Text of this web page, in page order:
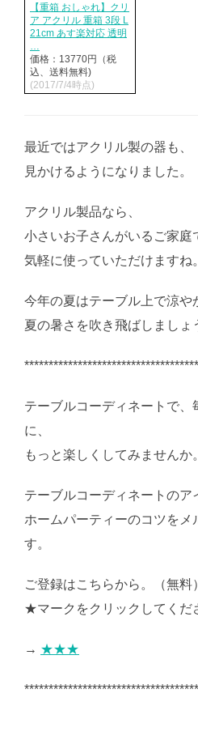
【重箱 おしゃれ】クリ
ア アクリル 重箱 3段 L
21cm あす楽対応 透明
…
価格：13770円（税
込、送料無料)
(2017/7/4時点)
最近ではアクリル製の器も、
見かけるようになりました。
アクリル製品なら、
小さいお子さんがいるご家庭
気軽に使っていただけますね。
今年の夏はテーブル上で涼や
夏の暑さを吹き飛ばしましょ
テーブルコーディネートで、
に、
もっと楽しくしてみませんか。
テーブルコーディネートのア
ホームパーティーのコツをメ
す。
ご登録はこちらから。（無料）
★マークをクリックしてくだ
→ ★★★